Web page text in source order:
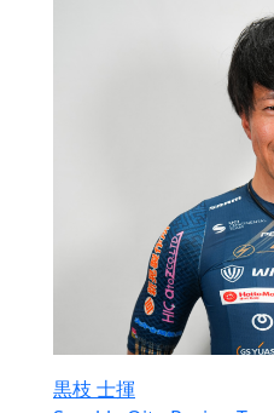
黒枝 士揮